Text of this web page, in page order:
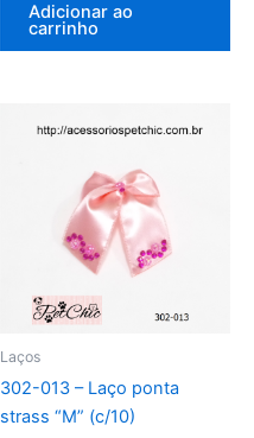
Adicionar ao
carrinho
Laços
302-013 – Laço ponta
strass “M” (c/10)